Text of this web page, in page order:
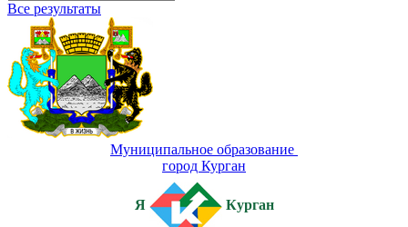
Все результаты
Муниципальное образование
город Курган
Я Курган